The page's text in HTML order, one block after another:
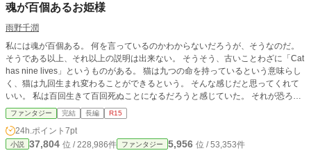
魂が百個あるお姫様
雨野千潤
私には魂が百個ある。 何を言っているのかわからないだろうが、そうなのだ。
そうである以上、それ以上の説明は出来ない。 そうそう、古いことわざに「Cat
has nine lives」というものがある。 猫は九つの命を持っているという意味らし
く、猫は九回生まれ変わることができるという。 そんな感じだと思ってくれて
いい。 私は百回生きて百回死ぬことになるだろうと感じていた。 それが恐ろし
いことだと感じたのは、五歳で馬車に轢かれた時だ。 身体がバラバラのグチャ
グチャになった感覚があったのに、気が付けば元に戻っていた。 その事故を目
撃した兄は「良かった」と涙を流して喜んだが、私は自分が不死のバケモノだと
知り戦慄した。 13話 身の上話 より
ファンタジー 完結 長編 R15
24h.ポイント 7pt
小説 37,804 位 / 228,986件 ファンタジー 5,956 位 / 53,353件